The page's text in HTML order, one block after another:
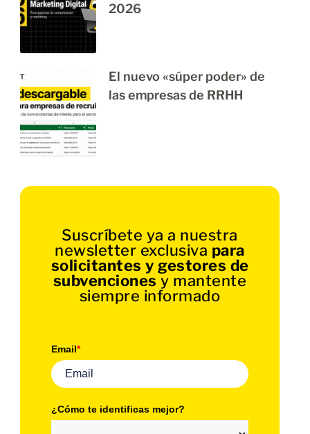
2026
El nuevo «súper poder» de
las empresas de RRHH
Suscríbete ya a nuestra
newsletter exclusiva para
solicitantes y gestores de
subvenciones y mantente
siempre informado
Email*
¿Cómo te identificas mejor?